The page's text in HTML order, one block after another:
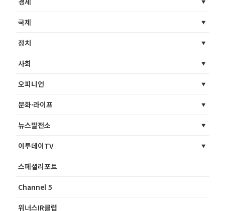
국제
정치
사회
오피니언
문화·라이프
뉴스발전소
이투데이TV
스페셜리포트
Channel 5
위너스IR클럽